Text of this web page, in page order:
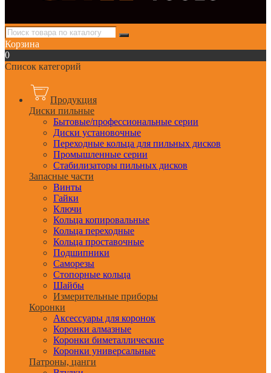
Корзина
0
Список категорий
Продукция
Диски пильные
Бытовые/профессиональные серии
Диски установочные
Переходные кольца для пильных дисков
Промышленные серии
Стабилизаторы пильных дисков
Запасные части
Винты
Гайки
Ключи
Кольца копировальные
Кольца переходные
Кольца проставочные
Подшипники
Саморезы
Стопорные кольца
Шайбы
Измерительные приборы
Коронки
Аксессуары для коронок
Коронки алмазные
Коронки биметаллические
Коронки универсальные
Патроны, цанги